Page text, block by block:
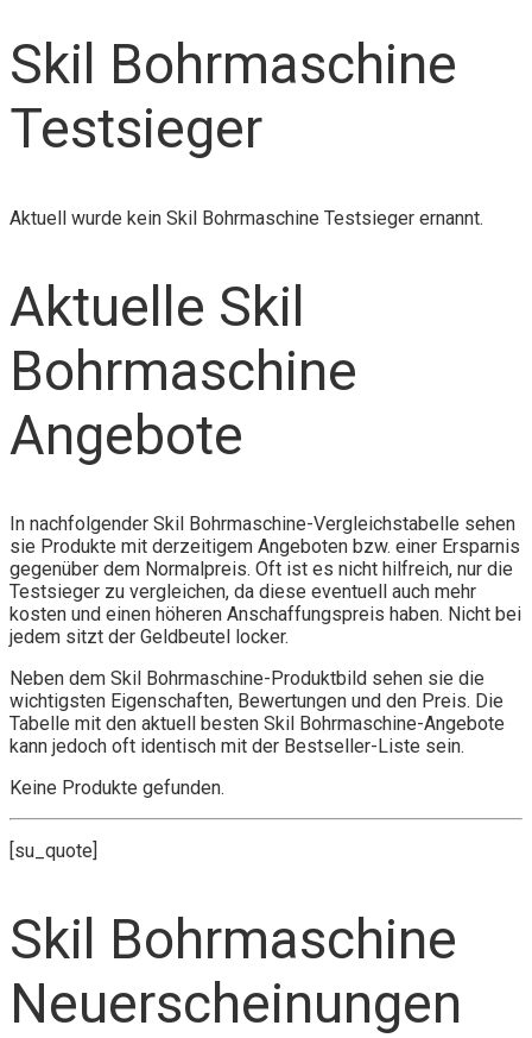
Skil Bohrmaschine
Testsieger
Aktuell wurde kein Skil Bohrmaschine Testsieger ernannt.
Aktuelle Skil
Bohrmaschine
Angebote
In nachfolgender Skil Bohrmaschine-Vergleichstabelle sehen
sie Produkte mit derzeitigem Angeboten bzw. einer Ersparnis
gegenüber dem Normalpreis. Oft ist es nicht hilfreich, nur die
Testsieger zu vergleichen, da diese eventuell auch mehr
kosten und einen höheren Anschaffungspreis haben. Nicht bei
jedem sitzt der Geldbeutel locker.
Neben dem Skil Bohrmaschine-Produktbild sehen sie die
wichtigsten Eigenschaften, Bewertungen und den Preis. Die
Tabelle mit den aktuell besten Skil Bohrmaschine-Angebote
kann jedoch oft identisch mit der Bestseller-Liste sein.
Keine Produkte gefunden.
[su_quote]
Skil Bohrmaschine
Neuerscheinungen